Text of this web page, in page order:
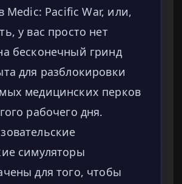
Medic: Pacific War, или,
у вас просто нет
бесконечный гринд
для разблокировки
медицинских перков
рабочего дня.
симуляторы
для того, чтобы